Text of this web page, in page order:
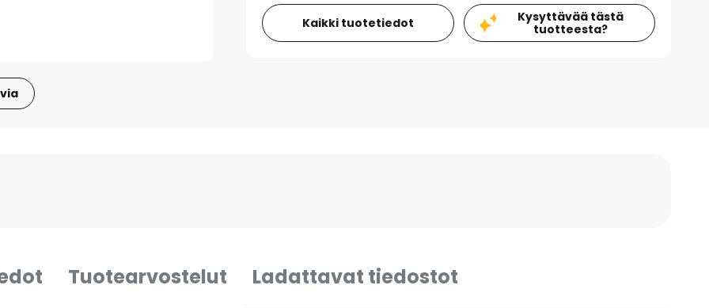
Kaikki tuotetiedot
Kysyttävää tästä
tuotteesta?
Tuotearvostelut Ladattavat tiedostot